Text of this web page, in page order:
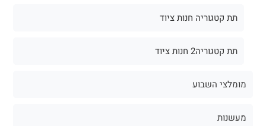
תת קטגוריה חנות ציוד
תת קטגוריה2 חנות ציוד
מומלצי השבוע
מעשנות